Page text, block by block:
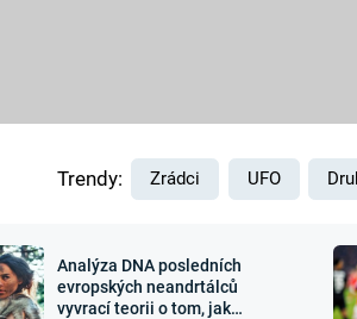
Výročí
Trendy: Zrádci UFO
Analýza DNA posledních
evropských neandrtálců
vyvrací teorii o tom, jak